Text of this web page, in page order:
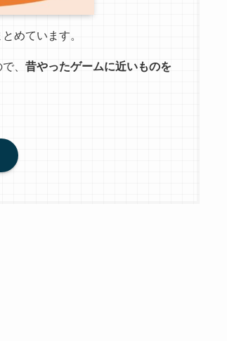
とめています。
、 昔やったゲームに近いものを